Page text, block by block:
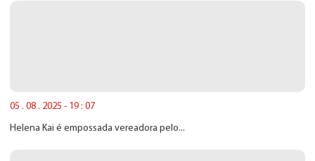
05 . 08 . 2025 - 19 : 07
Helena Kai é empossada vereadora pelo...